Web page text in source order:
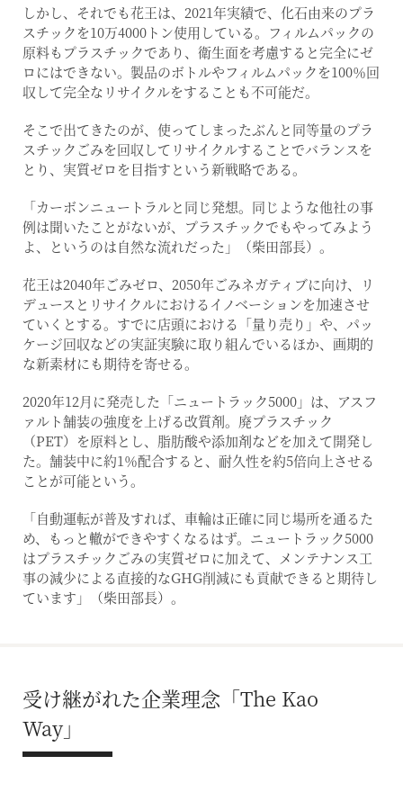
しかし、それでも花王は、2021年実績で、化石由来のプラ
スチックを10万4000トン使用している。フィルムパックの
原料もプラスチックであり、衛生面を考慮すると完全にゼ
ロにはできない。製品のボトルやフィルムパックを100％回
収して完全なリサイクルをすることも不可能だ。
そこで出てきたのが、使ってしまったぶんと同等量のプラ
スチックごみを回収してリサイクルすることでバランスを
とり、実質ゼロを目指すという新戦略である。
「カーボンニュートラルと同じ発想。同じような他社の事
例は聞いたことがないが、プラスチックでもやってみよう
よ、というのは自然な流れだった」（柴田部長）。
花王は2040年ごみゼロ、2050年ごみネガティブに向け、リ
デュースとリサイクルにおけるイノベーションを加速させ
ていくとする。すでに店頭における「量り売り」や、パッ
ケージ回収などの実証実験に取り組んでいるほか、画期的
な新素材にも期待を寄せる。
2020年12月に発売した「ニュートラック5000」は、アスフ
ァルト舗装の強度を上げる改質剤。廃プラスチック
（PET）を原料とし、脂肪酸や添加剤などを加えて開発し
た。舗装中に約1％配合すると、耐久性を約5倍向上させる
ことが可能という。
「自動運転が普及すれば、車輪は正確に同じ場所を通るた
め、もっと轍ができやすくなるはず。ニュートラック5000
はプラスチックごみの実質ゼロに加えて、メンテナンス工
事の減少による直接的なGHG削減にも貢献できると期待し
ています」（柴田部長）。
受け継がれた企業理念「The Kao
Way」